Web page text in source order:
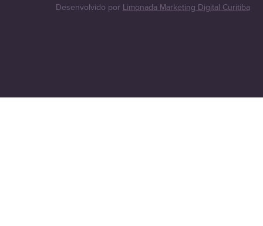
Desenvolvido por Limonada Marketing Digital Curitiba